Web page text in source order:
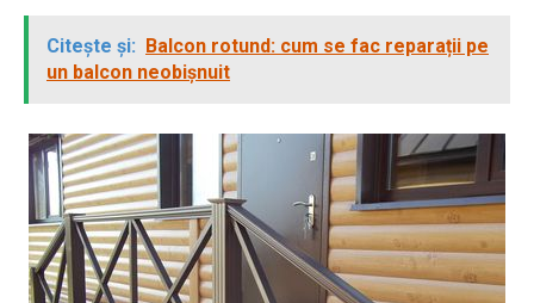
Citește și:
Balcon rotund: cum se fac reparații pe
un balcon neobișnuit